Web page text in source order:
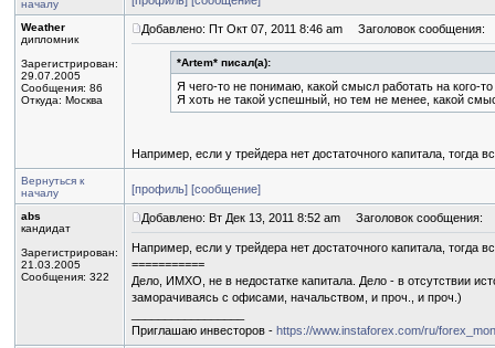
началу
Weather
дипломник
Зарегистрирован:
29.07.2005
Сообщения: 86
Откуда: Москва
Добавлено: Пт Окт 07, 2011 8:46 am Заголовок сообщения:
*Artem* писал(а):
Я чего-то не понимаю, какой смысл работать на кого-
Я хоть не такой успешный, но тем не менее, какой
Например, если у трейдера нет достаточного капитала, тогда
Вернуться к
началу
[профиль] [сообщение]
abs
кандидат
Зарегистрирован:
21.03.2005
Сообщения: 322
Добавлено: Вт Дек 13, 2011 8:52 am Заголовок сообщения:
Например, если у трейдера нет достаточного капитала, тогда
===========
Дело, ИМХО, не в недостатке капитала. Дело - в отсутствии
заморачиваясь с офисами, начальством, и проч., и проч.)
Приглашаю инвесторов - https://www.instaforex.com/ru/